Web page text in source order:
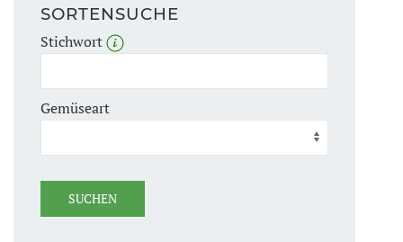
SORTENSUCHE
Stichwort
Gemüseart